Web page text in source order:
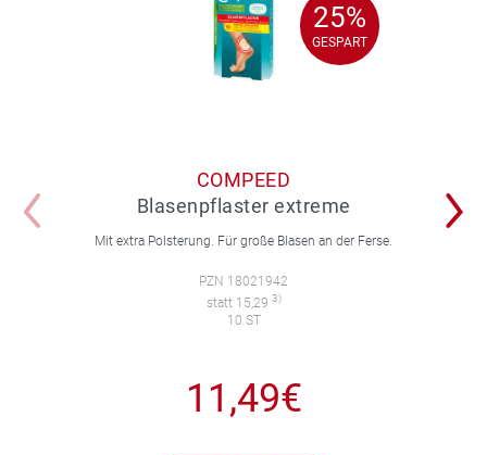
25%
GESPART
25%
GESPART
COMPEED
Blasenpflaster extreme
Mit extra Polsterung. Für große Blasen an der Ferse.
PZN 18021942
statt 15,29 3)
10 ST
11,49€